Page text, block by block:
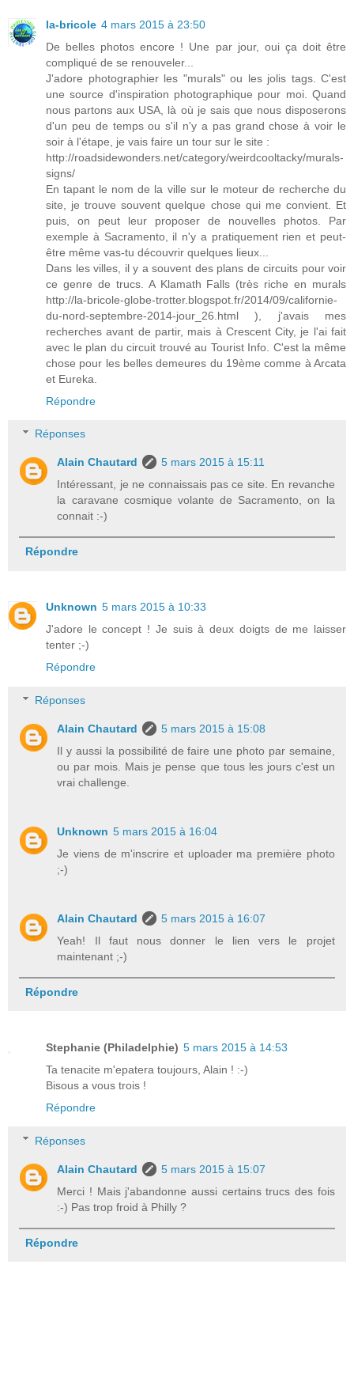
la-bricole 4 mars 2015 à 23:50
De belles photos encore ! Une par jour, oui ça doit être
compliqué de se renouveler...
J'adore photographier les "murals" ou les jolis tags. C'est
une source d'inspiration photographique pour moi. Quand
nous partons aux USA, là où je sais que nous disposerons
d'un peu de temps ou s'il n'y a pas grand chose à voir le
soir à l'étape, je vais faire un tour sur le site :
http://roadsidewonders.net/category/weirdcooltacky/murals-
signs/
En tapant le nom de la ville sur le moteur de recherche du
site, je trouve souvent quelque chose qui me convient. Et
puis, on peut leur proposer de nouvelles photos. Par
exemple à Sacramento, il n'y a pratiquement rien et peut-
être même vas-tu découvrir quelques lieux...
Dans les villes, il y a souvent des plans de circuits pour voir
ce genre de trucs. A Klamath Falls (très riche en murals
http://la-bricole-globe-trotter.blogspot.fr/2014/09/californie-
du-nord-septembre-2014-jour_26.html ), j'avais mes
recherches avant de partir, mais à Crescent City, je l'ai fait
avec le plan du circuit trouvé au Tourist Info. C'est la même
chose pour les belles demeures du 19ème comme à Arcata
et Eureka.
Répondre
Réponses
Alain Chautard
5 mars 2015 à 15:11
Intéressant, je ne connaissais pas ce site. En revanche
la caravane cosmique volante de Sacramento, on la
connait :-)
Répondre
Unknown 5 mars 2015 à 10:33
J'adore le concept ! Je suis à deux doigts de me laisser
tenter ;-)
Répondre
Réponses
Alain Chautard
5 mars 2015 à 15:08
Il y aussi la possibilité de faire une photo par semaine,
ou par mois. Mais je pense que tous les jours c'est un
vrai challenge.
Unknown 5 mars 2015 à 16:04
Je viens de m'inscrire et uploader ma première photo
;-)
Alain Chautard
5 mars 2015 à 16:07
Yeah! Il faut nous donner le lien vers le projet
maintenant ;-)
Répondre
Stephanie (Philadelphie) 5 mars 2015 à 14:53
Ta tenacite m'epatera toujours, Alain ! :-)
Bisous a vous trois !
Répondre
Réponses
Alain Chautard
5 mars 2015 à 15:07
Merci ! Mais j'abandonne aussi certains trucs des fois
:-) Pas trop froid à Philly ?
Répondre